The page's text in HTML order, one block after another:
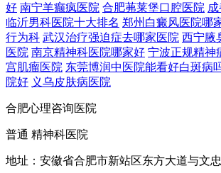
好 南宁羊癫疯医院 合肥茀莱堡口腔医院
临沂男科医院十大排名 郑州白癜风医院哪
行为科 武汉治疗强迫症去哪家医院 西宁腋
医院 南京精神科医院哪家好 宁波正规精神
宫肌瘤医院 东莞博润中医院能看好白斑病
院好 义乌皮肤病医院
合肥心理咨询医院
普通 精神科医院
地址：安徽省合肥市新站区东方大道与文